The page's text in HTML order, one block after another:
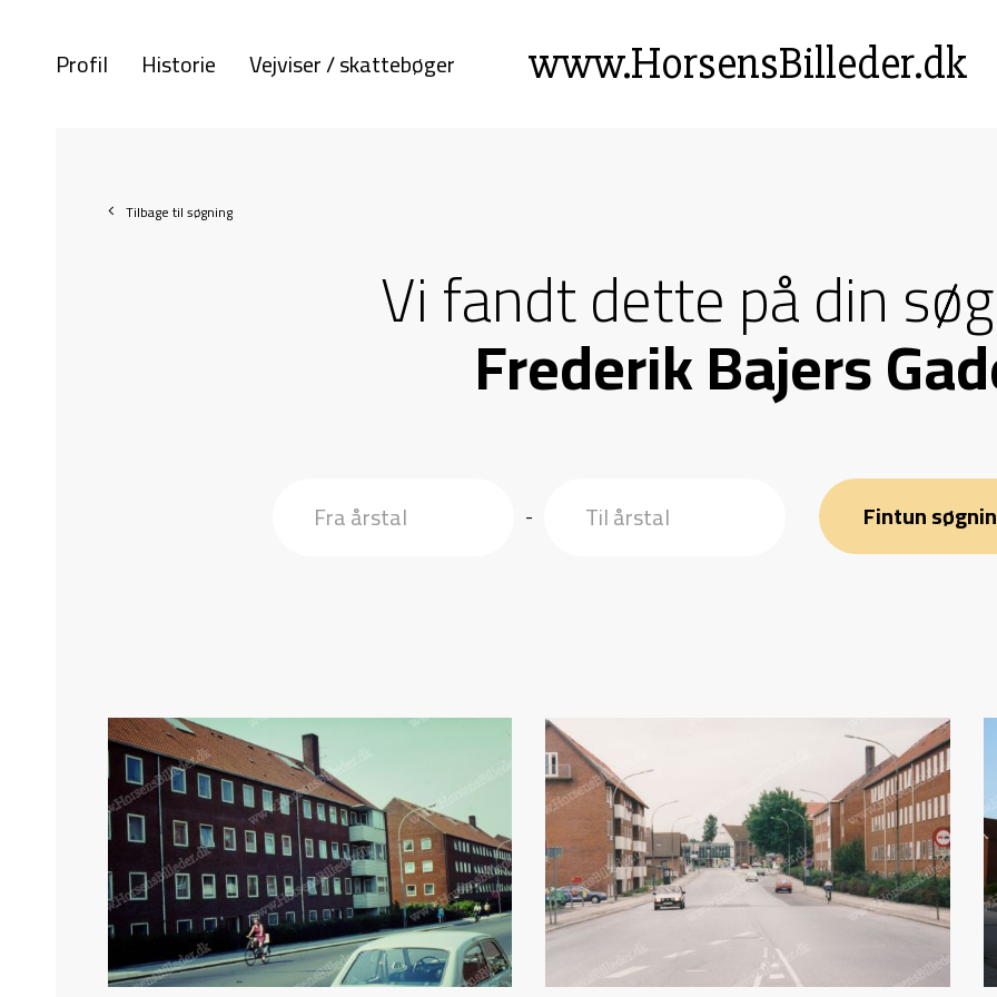
Profil Historie Vejviser / skattebøger www.HorsensBilleder.dk
Tilbage til søgning
Vi fandt dette på din
Frederik Bajers
- Fintun